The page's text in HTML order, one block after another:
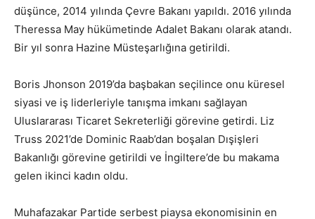
düşünce, 2014 yılında Çevre Bakanı yapıldı. 2016 yılında
Theressa May hükümetinde Adalet Bakanı olarak atandı.
Bir yıl sonra Hazine Müsteşarlığına getirildi.
Boris Jhonson 2019’da başbakan seçilince onu küresel
siyasi ve iş liderleriyle tanışma imkanı sağlayan
Uluslararası Ticaret Sekreterliği görevine getirdi. Liz
Truss 2021’de Dominic Raab’dan boşalan Dışişleri
Bakanlığı görevine getirildi ve İngiltere’de bu makama
gelen ikinci kadın oldu.
Muhafazakar Partide serbest piaysa ekonomisinin en